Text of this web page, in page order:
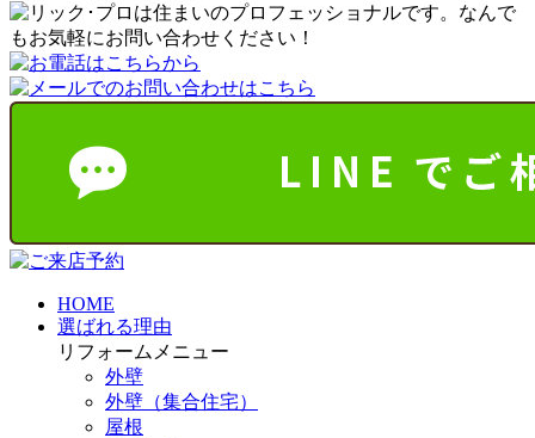
HOME
選ばれる理由
リフォームメニュー
外壁
外壁（集合住宅）
屋根